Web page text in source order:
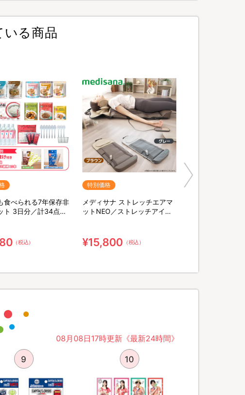
る商品
食べられる7年保存非
ト 3日分／計34点セ
（税込）
特別価格
メディサナ ストレッチエアマ
ットNEO／ストレッチアイテ
¥15,800 （税込）
08月08日17時更新《最新24時間》
9 10